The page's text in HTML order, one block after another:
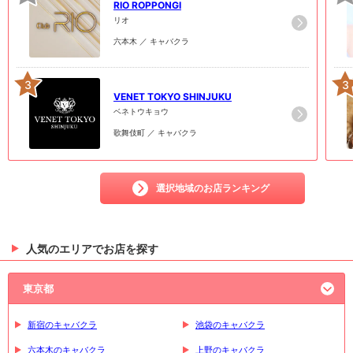
RIO ROPPONGI
リオ
六本木 ／ キャバクラ
3
VENET TOKYO SHINJUKU
ベネトウキョウ
歌舞伎町 ／ キャバクラ
選択地域のお店ランキング
3
人気のエリアでお店を探す
東京都
新宿のキャバクラ 池袋のキャバクラ
六本木のキャバクラ 上野のキャバクラ